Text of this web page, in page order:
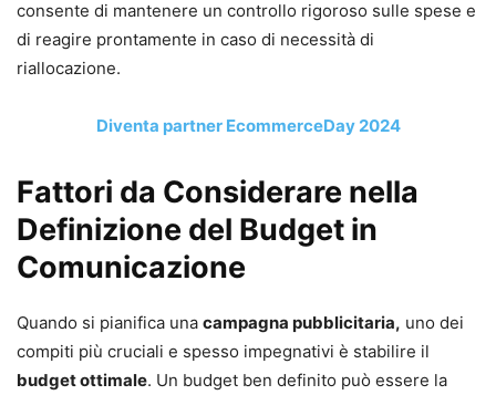
consente di mantenere un controllo rigoroso sulle spese e
di reagire prontamente in caso di necessità di
riallocazione.
Diventa partner EcommerceDay 2024
Fattori da Considerare nella
Definizione del Budget in
Comunicazione
Quando si pianifica una campagna pubblicitaria, uno dei
compiti più cruciali e spesso impegnativi è stabilire il
budget ottimale. Un budget ben definito può essere la